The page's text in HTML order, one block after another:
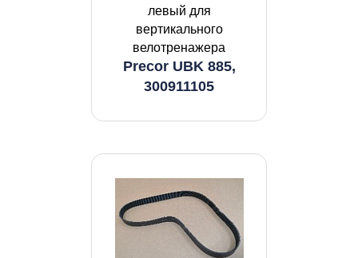
левый для
вертикального
велотренажера
Precor UBK 885,
300911105